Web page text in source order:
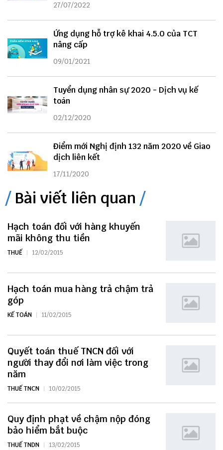
27/07/2022
Ứng dụng hỗ trợ kê khai 4.5.0 của TCT
nâng cấp
09/01/2021
Tuyển dụng nhân sự 2020 - Dịch vụ kế
toán
02/12/2020
Điểm mới Nghị định 132 năm 2020 về Giao
dịch liên kết
17/11/2020
Bài viết liên quan
Hạch toán đối với hàng khuyến
mãi không thu tiền
THUẾ 12/02/2015
Hạch toán mua hàng trả chậm trả
góp
KẾ TOÁN 11/02/2015
Quyết toán thuế TNCN đối với
người thay đổi nơi làm việc trong
năm
THUẾ TNCN 10/02/2015
Quy định phạt về chậm nộp đóng
bảo hiểm bắt buộc
THUẾ TNDN 13/02/2015